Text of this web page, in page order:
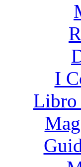
I
Libro